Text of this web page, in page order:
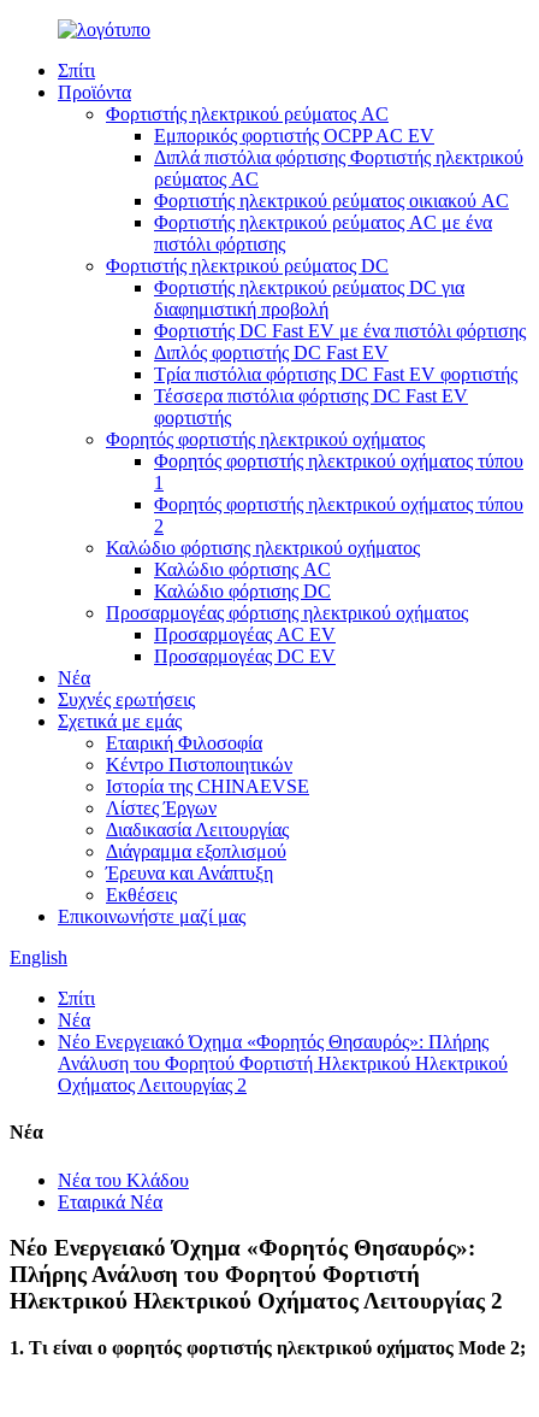
Σπίτι
Προϊόντα
Φορτιστής ηλεκτρικού ρεύματος AC
Εμπορικός φορτιστής OCPP AC EV
Διπλά πιστόλια φόρτισης Φορτιστής ηλεκτρικού
ρεύματος AC
Φορτιστής ηλεκτρικού ρεύματος οικιακού AC
Φορτιστής ηλεκτρικού ρεύματος AC με ένα
πιστόλι φόρτισης
Φορτιστής ηλεκτρικού ρεύματος DC
Φορτιστής ηλεκτρικού ρεύματος DC για
διαφημιστική προβολή
Φορτιστής DC Fast EV με ένα πιστόλι φόρτισης
Διπλός φορτιστής DC Fast EV
Τρία πιστόλια φόρτισης DC Fast EV φορτιστής
Τέσσερα πιστόλια φόρτισης DC Fast EV
φορτιστής
Φορητός φορτιστής ηλεκτρικού οχήματος
Φορητός φορτιστής ηλεκτρικού οχήματος τύπου
1
Φορητός φορτιστής ηλεκτρικού οχήματος τύπου
2
Καλώδιο φόρτισης ηλεκτρικού οχήματος
Καλώδιο φόρτισης AC
Καλώδιο φόρτισης DC
Προσαρμογέας φόρτισης ηλεκτρικού οχήματος
Προσαρμογέας AC EV
Προσαρμογέας DC EV
Νέα
Συχνές ερωτήσεις
Σχετικά με εμάς
Εταιρική Φιλοσοφία
Κέντρο Πιστοποιητικών
Ιστορία της CHINAEVSE
Λίστες Έργων
Διαδικασία Λειτουργίας
Διάγραμμα εξοπλισμού
Έρευνα και Ανάπτυξη
Εκθέσεις
Επικοινωνήστε μαζί μας
English
Σπίτι
Νέα
Νέο Ενεργειακό Όχημα «Φορητός Θησαυρός»: Πλήρης
Ανάλυση του Φορητού Φορτιστή Ηλεκτρικού Ηλεκτρικού
Οχήματος Λειτουργίας 2
Νέα
Νέα του Κλάδου
Εταιρικά Νέα
Νέο Ενεργειακό Όχημα «Φορητός Θησαυρός»:
Πλήρης Ανάλυση του Φορητού Φορτιστή
Ηλεκτρικού Ηλεκτρικού Οχήματος Λειτουργίας 2
1. Τι είναι ο φορητός φορτιστής ηλεκτρικού οχήματος Mode 2;